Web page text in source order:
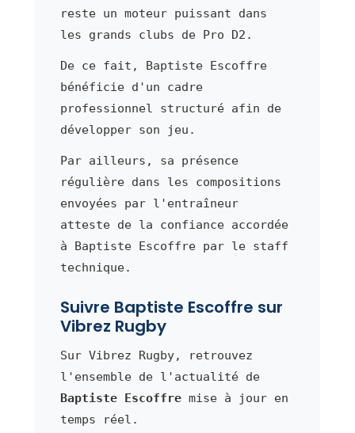
reste un moteur puissant dans
les grands clubs de Pro D2.
De ce fait, Baptiste Escoffre
bénéficie d'un cadre
professionnel structuré afin de
développer son jeu.
Par ailleurs, sa présence
régulière dans les compositions
envoyées par l'entraîneur
atteste de la confiance accordée
à Baptiste Escoffre par le staff
technique.
Suivre Baptiste Escoffre sur
Vibrez Rugby
Sur Vibrez Rugby, retrouvez
l'ensemble de l'actualité de
Baptiste Escoffremise à jour en
temps réel.